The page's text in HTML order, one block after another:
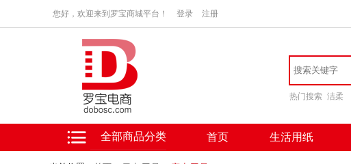
您好，欢迎来到罗宝商城平台！ 登录 注册
热门搜索 洁柔
全部商品分类 首页 生活用纸